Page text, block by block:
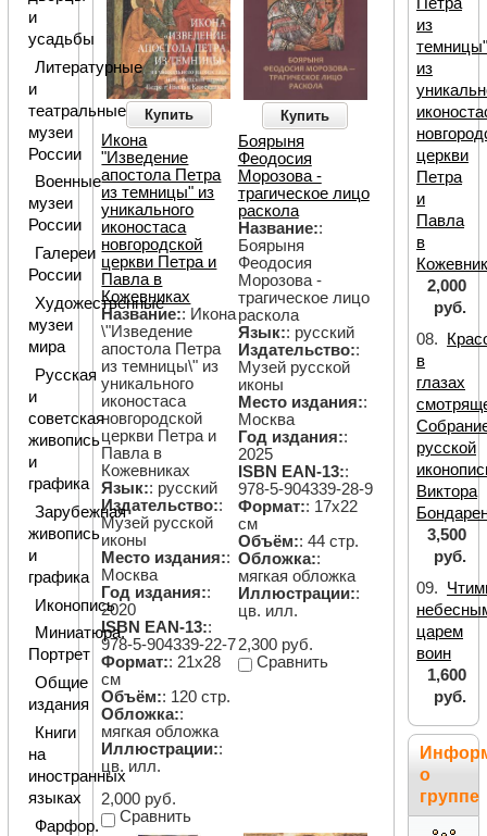
Купить
Икона
"Изведение
апостола Петра
из темницы" из
уникального
иконостаса
новгородской
церкви Петра и
Павла в
Кожевниках
Название:: Икона
\"Изведение
апостола Петра
из темницы\" из
уникального
иконостаса
новгородской
церкви Петра и
Павла в
Кожевниках
Язык:: русский
Издательство::
Музей русской
иконы
Место издания::
Москва
Год издания::
2020
ISBN EAN-13::
978-5-904339-22-7
Формат:: 21х28
см
Объём:: 120 стр.
Обложка::
мягкая обложка
Иллюстрации::
цв. илл.
2,000 руб.
Сравнить
Купить
Боярыня
Феодосия
Морозова -
трагическое лицо
раскола
Название::
Боярыня
Феодосия
Морозова -
трагическое лицо
раскола
Язык:: русский
Издательство::
Музей русской
иконы
Место издания::
Москва
Год издания::
2025
ISBN EAN-13::
978-5-904339-28-9
Формат:: 17х22
см
Объём:: 44 стр.
Обложка::
мягкая обложка
Иллюстрации::
цв. илл.
2,300 руб.
Сравнить
и
усадьбы
Литературные
и
театральные
музеи
России
Военные
музеи
России
Галереи
России
Художественные
музеи
мира
Русская
и
советская
живопись
и
графика
Зарубежная
живопись
и
графика
Иконопись
Миниатюра.
Портрет
Общие
издания
Книги
на
иностранных
языках
Фарфор.
из
из
церкви
Петра
и
Павла
в
2,000
руб.
08.
в
глазах
русской
Виктора
3,500
руб.
09.
царем
воин
1,600
руб.
о
группе